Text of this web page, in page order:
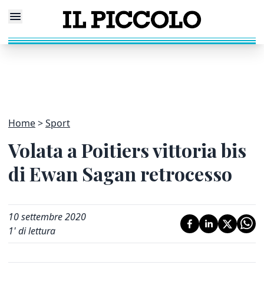
Home Sport
Volata a Poitiers vittoria bis
di Ewan Sagan retrocesso
10 settembre 2020
1' di lettura